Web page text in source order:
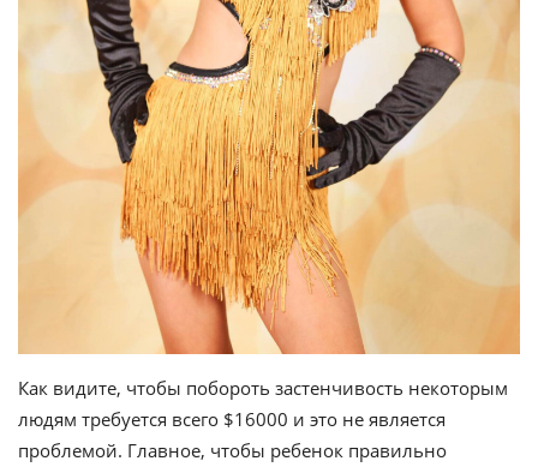
Как видите, чтобы побороть застенчивость некоторым
людям требуется всего $16000 и это не является
проблемой. Главное, чтобы ребенок правильно